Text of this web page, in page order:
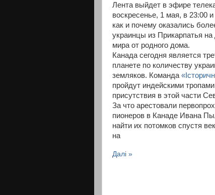
Лента выйдет в эфире
воскресенье, 1 мая, в 23:00 и
как и почему оказались
украинцы из Прикарпатья на
мира от родного дома.
Канада сегодня является
планете по количеству
земляков. Команда
пройдут индейскими
присутствия в этой части
За что арестовали
пионеров в Канаде Ивана
найти их потомков спустя
на
Далі »